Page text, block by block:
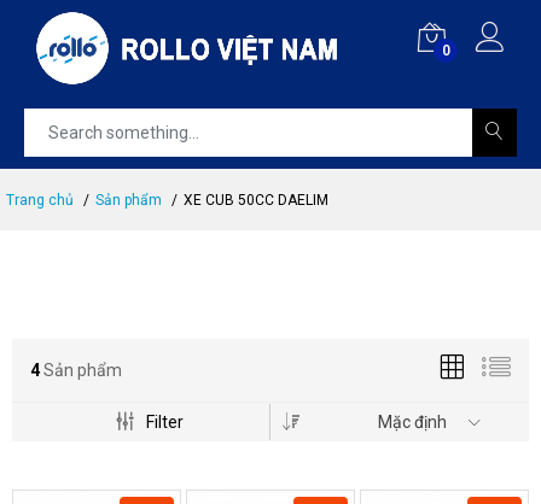
0
Trang chủ Sản phẩm XE CUB 50CC DAELIM
4Sản phẩm
Filter Mặc định